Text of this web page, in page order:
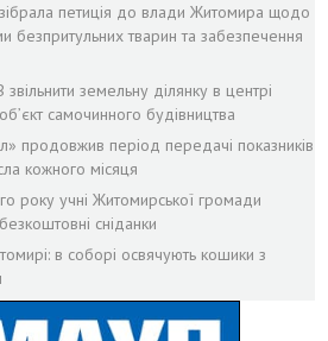
петиція до влади Житомира щодо
безпритульних тварин та забезпечення
земельну ділянку в центрі
самочинного будівництва
продовжив період передачі показників
кожного місяця
року учні Житомирської громади
сніданки
в соборі освячують кошики з